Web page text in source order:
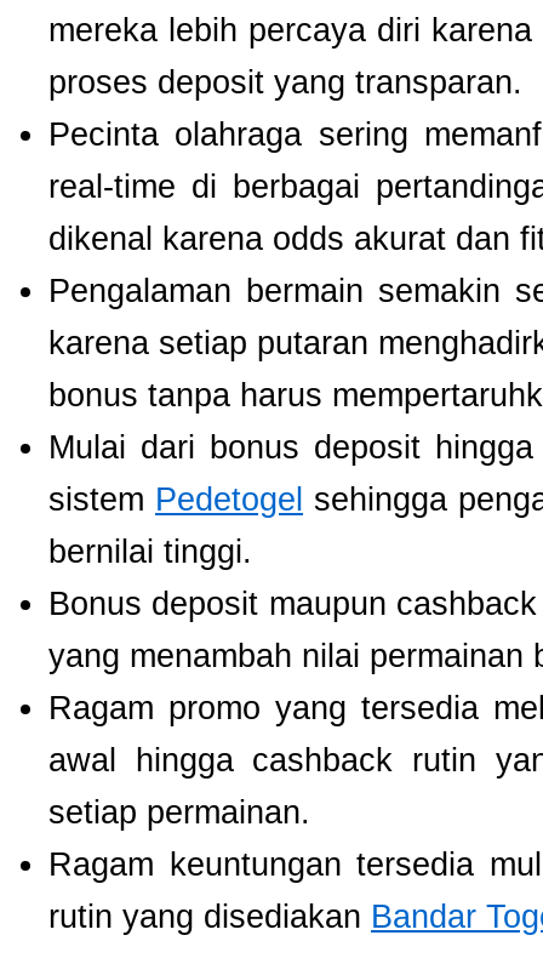
mereka lebih percaya diri
proses deposit yang transparan.
Pecinta olahraga sering
real-time di berbagai
dikenal karena odds akurat dan
Pengalaman bermain semakin
karena setiap putaran
bonus tanpa harus
Mulai dari bonus deposit
sistem Pedetogel sehingga
bernilai tinggi.
Bonus deposit maupun
yang menambah nilai permainan
Ragam promo yang tersedia
awal hingga cashback rutin
setiap permainan.
Ragam keuntungan tersedia
rutin yang disediakan Bandar